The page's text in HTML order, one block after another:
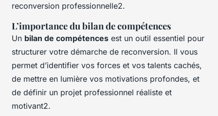
reconversion professionnelle2.
L’importance du bilan de compétences
Un bilan de compétences est un outil essentiel pour
structurer votre démarche de reconversion. Il vous
permet d’identifier vos forces et vos talents cachés,
de mettre en lumière vos motivations profondes, et
de définir un projet professionnel réaliste et
motivant2.